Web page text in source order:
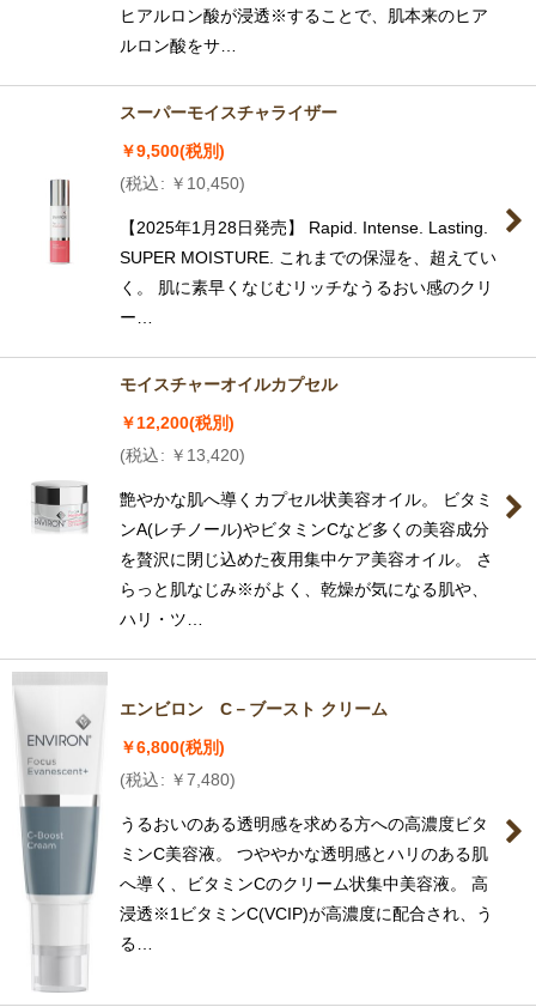
ヒアルロン酸が浸透※することで、肌本来のヒア
ルロン酸をサ…
スーパーモイスチャライザー
￥9,500(税別)
(税込: ￥ 10,450)
【2025年1月28日発売】 Rapid. Intense. Lasting.
SUPER MOISTURE. これまでの保湿を、超えてい
く。 肌に素早くなじむリッチなうるおい感のクリ
ー…
モイスチャーオイルカプセル
￥12,200(税別)
(税込: ￥ 13,420)
艶やかな肌へ導くカプセル状美容オイル。 ビタミ
ンA(レチノール)やビタミンCなど多くの美容成分
を贅沢に閉じ込めた夜用集中ケア美容オイル。 さ
らっと肌なじみ※がよく、乾燥が気になる肌や、
ハリ・ツ…
エンビロン C－ブースト クリーム
￥6,800(税別)
(税込: ￥7,480)
うるおいのある透明感を求める方への高濃度ビタ
ミンC美容液。 つややかな透明感とハリのある肌
へ導く、ビタミンCのクリーム状集中美容液。 高
浸透※1ビタミンC(VCIP)が高濃度に配合され、う
る…